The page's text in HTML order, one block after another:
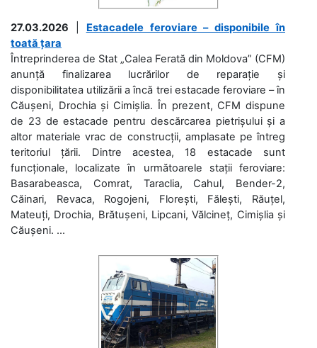
27.03.2026
Estacadele feroviare – disponibile în
toată țara
Întreprinderea de Stat „Calea Ferată din Moldova” (CFM)
anunță finalizarea lucrărilor de reparație și
disponibilitatea utilizării a încă trei estacade feroviare – în
Căușeni, Drochia și Cimișlia. În prezent, CFM dispune
de 23 de estacade pentru descărcarea pietrișului și a
altor materiale vrac de construcții, amplasate pe întreg
teritoriul țării. Dintre acestea, 18 estacade sunt
funcționale, localizate în următoarele stații feroviare:
Basarabeasca, Comrat, Taraclia, Cahul, Bender-2,
Căinari, Revaca, Rogojeni, Florești, Fălești, Răuțel,
Mateuți, Drochia, Brătușeni, Lipcani, Vălcineț, Cimișlia și
Căușeni. ...